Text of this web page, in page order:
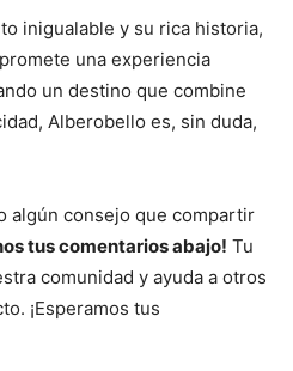
inigualable y su rica historia,
una experiencia
un destino que combine
Alberobello es, sin duda,
algún consejo que compartir
tus comentarios abajo! Tu
comunidad y ayuda a otros
¡Esperamos tus